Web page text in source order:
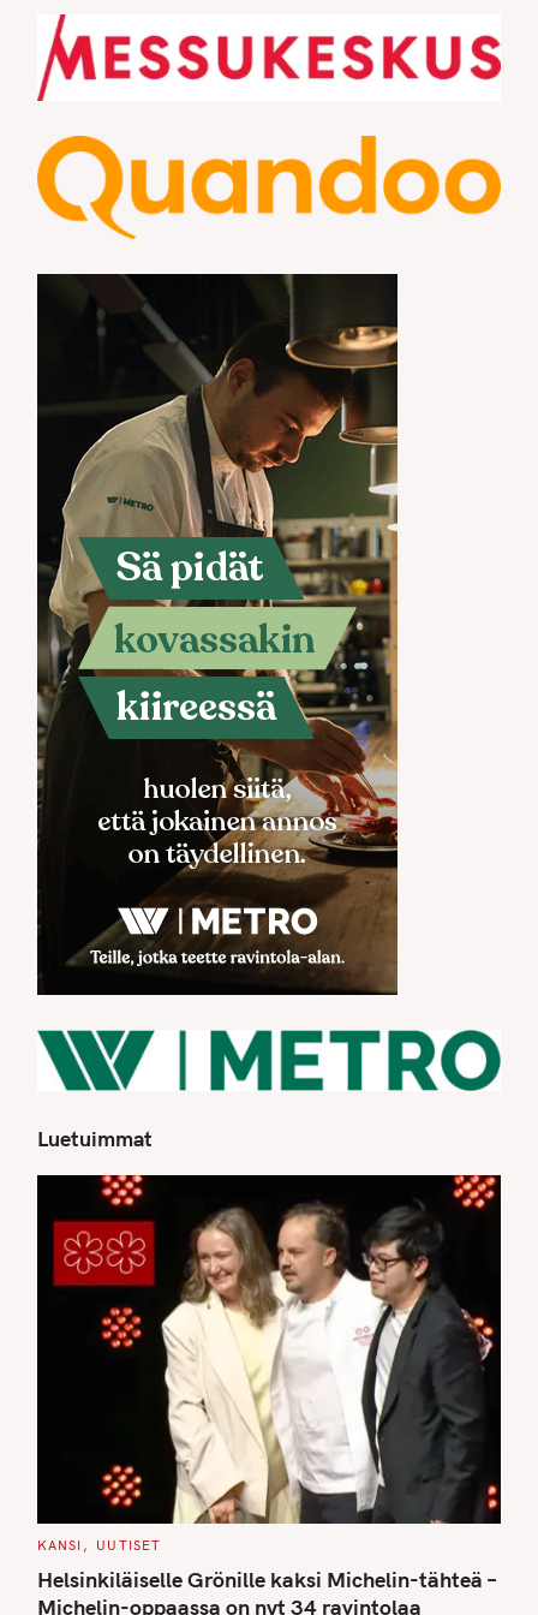
Luetuimmat
C
T
E
G
KANSI UUTISET
Helsinkiläiselle Grönille kaksi Michelin-tähteä –
Michelin-oppaassa on nyt 34 ravintolaa